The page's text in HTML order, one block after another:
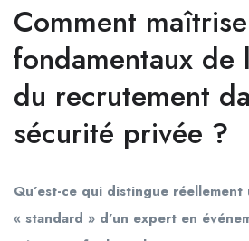
Comment
fondamentaux de
du recrutement
sécurité privée ?
Qu’est-ce qui distingue
« standard » d’un expert en